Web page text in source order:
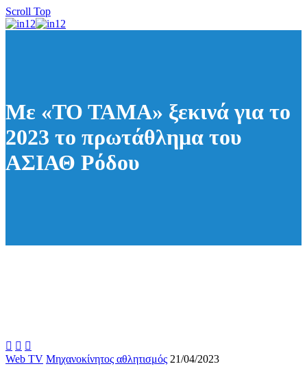
Scroll Top
Με «ΤΟ ΤΑΜΑ» ξεκινά για το
2023 το πρωτάθλημα του
ΑΣΙΑΘ Ρόδου
  
Web TV Μηχανοκίνητος αθλητισμός 21/04/2023